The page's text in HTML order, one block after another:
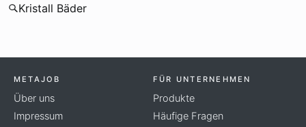
Kristall Bäder
METAJOB
Über uns
Impressum
FÜR UNTERNEHMEN
Produkte
Häufige Fragen